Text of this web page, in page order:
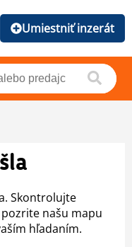
Umiestniť inzerát
Skontrolujte
našu mapu
hľadaním.